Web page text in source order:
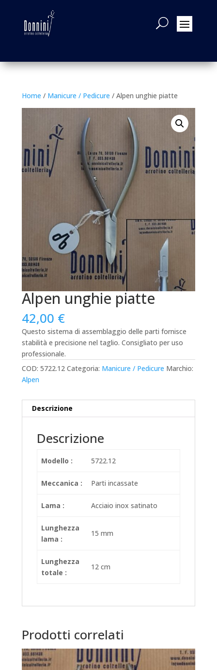
Home / Manicure / Pedicure / Alpen unghie piatte
Alpen unghie piatte
42,00 €
Questo sistema di assemblaggio delle parti fornisce
stabilità e precisione nel taglio. Consigliato per uso
professionale.
COD: 5722.12 Categoria: Manicure / Pedicure Marchio:
Alpen
Descrizione
Descrizione
Modello : 5722.12
Meccanica : Parti incassate
Lama : Acciaio inox satinato
Lunghezza
lama :
15 mm
Lunghezza
totale :
12 cm
Prodotti correlati